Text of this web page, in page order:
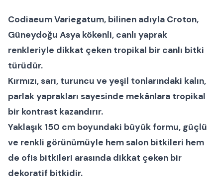
Codiaeum Variegatum, bilinen adıyla Croton,
Güneydoğu Asya kökenli, canlı yaprak
renkleriyle dikkat çeken tropikal bir canlı bitki
türüdür.
Kırmızı, sarı, turuncu ve yeşil tonlarındaki kalın,
parlak yaprakları sayesinde mekânlara tropikal
bir kontrast kazandırır.
Yaklaşık 150 cm boyundaki büyük formu, güçlü
ve renkli görünümüyle hemsalon bitkileri hem
de ofis bitkileri arasında dikkat çeken bir
dekoratif bitkidir.